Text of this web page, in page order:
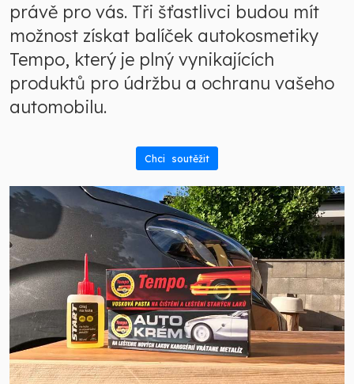
právě pro vás. Tři šťastlivci budou mít
možnost získat balíček autokosmetiky
Tempo, který je plný vynikajících
produktů pro údržbu a ochranu vašeho
automobilu.
Chci soutěžit